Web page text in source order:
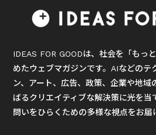
IDEAS FOR GOODは、社会を「もっ
めたウェブマガジンです。AIなどのテ
ン、アート、広告、政策、企業や地域
ばるクリエイティブな解決策に光を当
問いをひらくための多様な視点をお届